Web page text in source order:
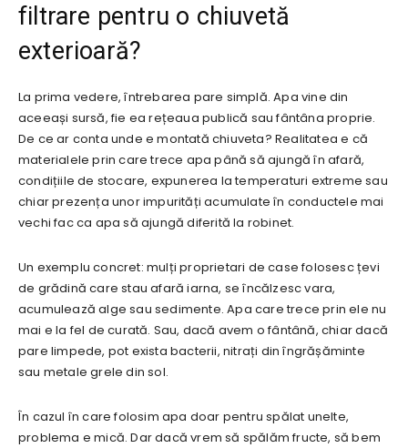
filtrare pentru o chiuvetă
exterioară?
La prima vedere, întrebarea pare simplă. Apa vine din
aceeași sursă, fie ea rețeaua publică sau fântâna proprie.
De ce ar conta unde e montată chiuveta? Realitatea e că
materialele prin care trece apa până să ajungă în afară,
condițiile de stocare, expunerea la temperaturi extreme sau
chiar prezența unor impurități acumulate în conductele mai
vechi fac ca apa să ajungă diferită la robinet.
Un exemplu concret: mulți proprietari de case folosesc țevi
de grădină care stau afară iarna, se încălzesc vara,
acumulează alge sau sedimente. Apa care trece prin ele nu
mai e la fel de curată. Sau, dacă avem o fântână, chiar dacă
pare limpede, pot exista bacterii, nitrați din îngrășăminte
sau metale grele din sol.
În cazul în care folosim apa doar pentru spălat unelte,
problema e mică. Dar dacă vrem să spălăm fructe, să bem